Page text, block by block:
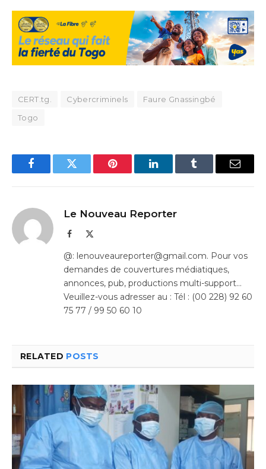
CERT.tg. Cybercriminels
Faure Gnassingbé
Togo
FacebookTwitter Pinterest LinkedInTumblr Email
Le Nouveau Reporter
Facebook
@: lenouveaureporter@gmail.com. Pour vos
demandes de couvertures médiatiques,
annonces, pub, productions multi-support…
Veuillez-vous adresser au : Tél : (00 228) 92 60
75 77 / 99 50 60 10
RELATED POSTS